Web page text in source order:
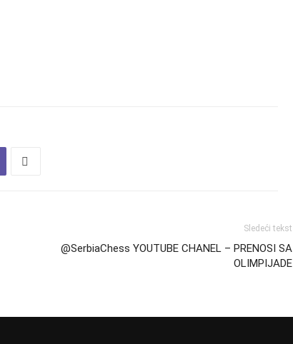
Sledeći tekst
@SerbiaChess YOUTUBE CHANEL – PRENOSI SA
OLIMPIJADE